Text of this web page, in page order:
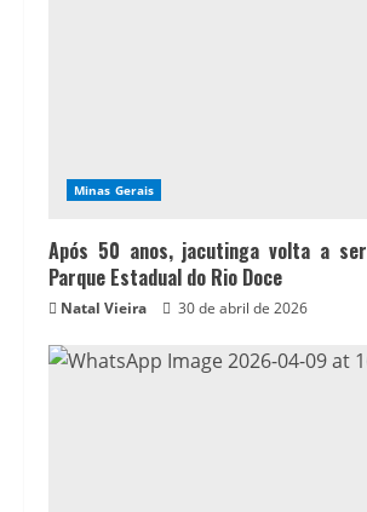
Minas Gerais
Após 50 anos, jacutinga volta a
Parque Estadual do Rio Doce
Natal Vieira 30 de abril de 2026